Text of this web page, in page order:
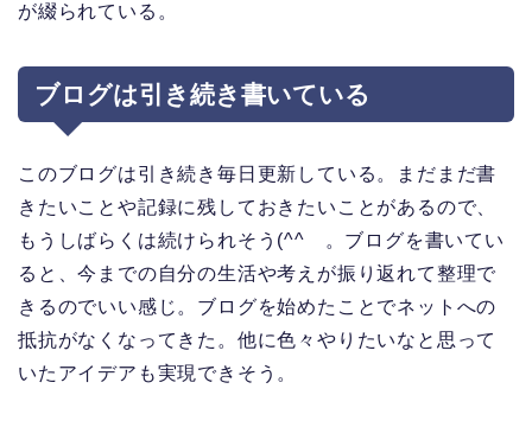
が綴られている。
ブログは引き続き書いている
このブログは引き続き毎日更新している。まだまだ書
きたいことや記録に残しておきたいことがあるので、
もうしばらくは続けられそう(^^ゞ。ブログを書いてい
ると、今までの自分の生活や考えが振り返れて整理で
きるのでいい感じ。ブログを始めたことでネットへの
抵抗がなくなってきた。他に色々やりたいなと思って
いたアイデアも実現できそう。